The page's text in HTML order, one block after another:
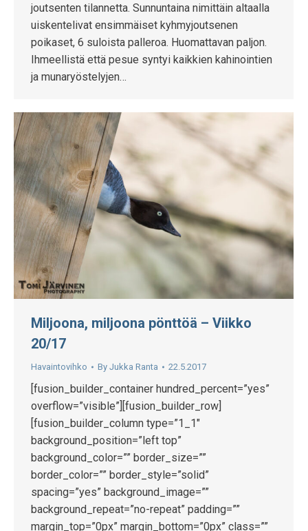
joutsenten tilannetta. Sunnuntaina nimittäin altaalla
uiskentelivat ensimmäiset kyhmyjoutsenen
poikaset, 6 suloista palleroa. Huomattavan paljon.
Ihmeellistä että pesue syntyi kaikkien kahinointien
ja munaryöstelyjen…
Miljoona, miljoona pönttöä – Viikko
20/17
Havaintovihko By Jukka Ranta 22.5.2017
[fusion_builder_container hundred_percent=”yes”
overflow=”visible”][fusion_builder_row]
[fusion_builder_column type=”1_1″
background_position=”left top”
background_color=”” border_size=””
border_color=”” border_style=”solid”
spacing=”yes” background_image=””
background_repeat=”no-repeat” padding=””
margin_top=”0px” margin_bottom=”0px” class=””